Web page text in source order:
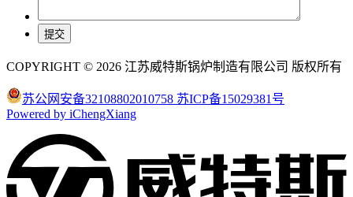
COPYRIGHT © 2026 江苏威特斯锅炉制造有限公司 版权所有
苏公网安备32108802010758 苏ICP备15029381号
Powered by iChengXiang